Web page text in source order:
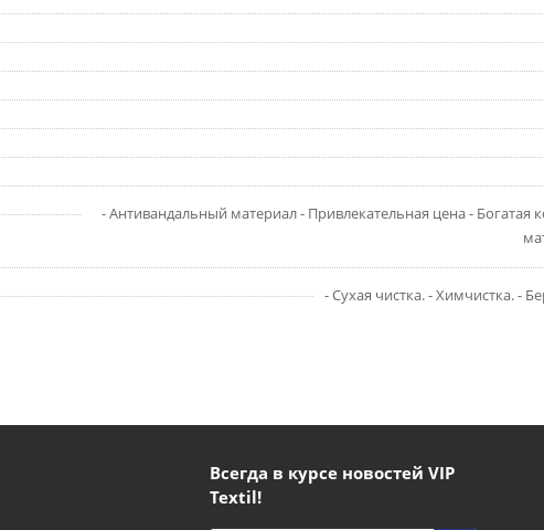
- Антивандальный материал - Привлекательная цена -
- Сухая чистка. - Химчистка. -
Всегда в курсе новостей VIP
Textil!